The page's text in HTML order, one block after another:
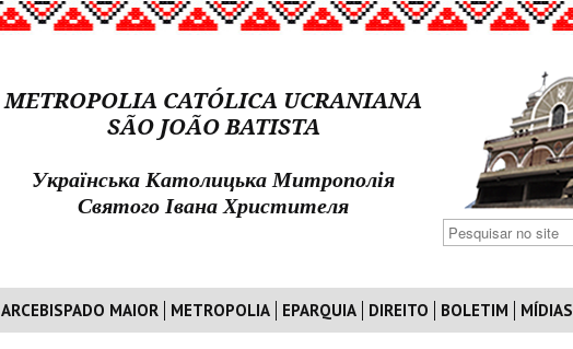
METROPOLIA CATÓLICA UCRANIANA
SÃO JOÃO BATISTA
Українська Католицька Митрополія
Святого Івана Христителя
ARCEBISPADO MAIOR METROPOLIA EPARQUIA DIREITO BOLETIM MÍDIAS